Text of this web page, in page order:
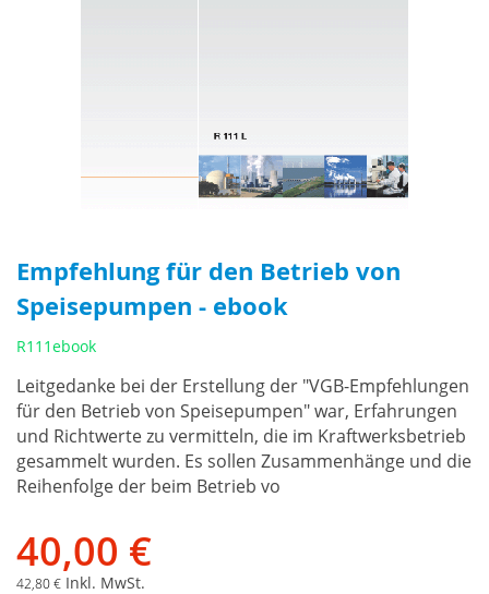
Empfehlung für den Betrieb von
Speisepumpen - ebook
R111ebook
Leitgedanke bei der Erstellung der "VGB-Empfehlungen
für den Betrieb von Speisepumpen" war, Erfahrungen
und Richtwerte zu vermitteln, die im Kraftwerksbetrieb
gesammelt wurden. Es sollen Zusammenhänge und die
Reihenfolge der beim Betrieb vo
40,00 €
42,80 € Inkl. MwSt.